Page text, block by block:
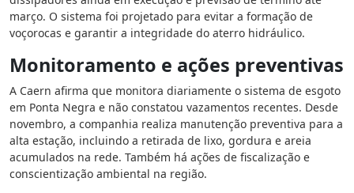
março. O sistema foi projetado para evitar a formação de
voçorocas e garantir a integridade do aterro hidráulico.
Monitoramento e ações preventivas
A Caern afirma que monitora diariamente o sistema de esgoto
em Ponta Negra e não constatou vazamentos recentes. Desde
novembro, a companhia realiza manutenção preventiva para a
alta estação, incluindo a retirada de lixo, gordura e areia
acumulados na rede. Também há ações de fiscalização e
conscientização ambiental na região.